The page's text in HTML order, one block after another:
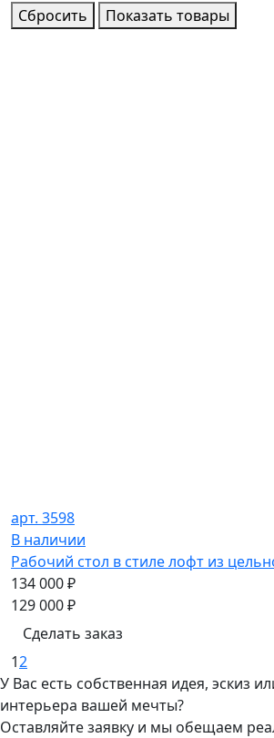
Сбросить Показать товары
арт. 3598
В наличии
Рабочий стол в стиле лофт из
134 000₽
129 000₽
Сделать заказ
12
У Вас есть собственная идея, эскиз
интерьера вашей мечты?
Оставляйте заявку и мы обещаем